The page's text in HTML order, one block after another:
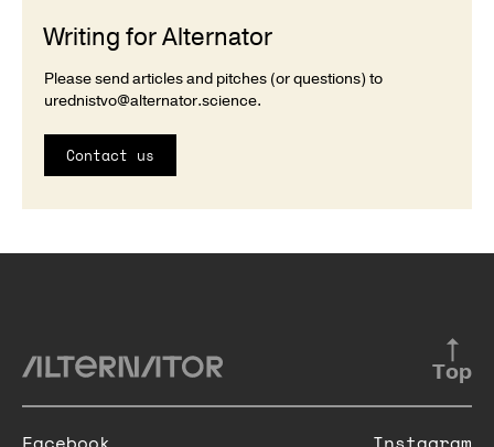
Writing for Alternator
Please send articles and pitches (or questions) to
urednistvo@alternator.science.
Contact us
Top